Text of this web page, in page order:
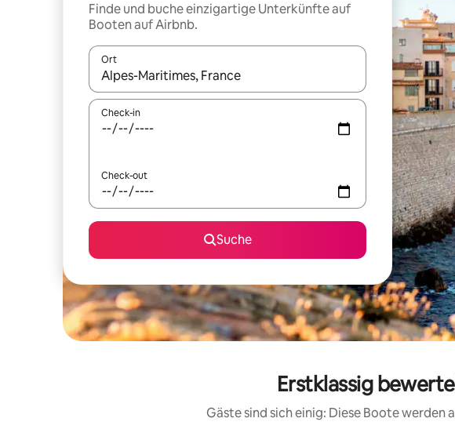
Finde und buche einzigartige Unterkünfte auf
Booten auf Airbnb.
Ort
Wenn Ergebnisse verfügbar sind, navigiere mit den Pfeiltasten nach
Check-in
Check-out
Suche
Erstklassig
Gäste sind sich einig: Diese Boote